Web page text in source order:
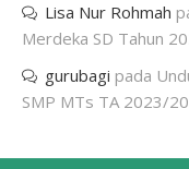
Lisa Nur Rohmah
Merdeka SD Tahun
gurubagi pada
SMP MTs TA 2023/